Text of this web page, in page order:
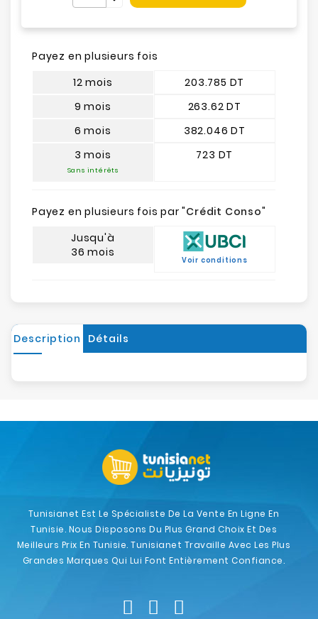
Payez en plusieurs fois
12 mois
9 mois
6 mois
3 mois
Sans intérêts
203.785 DT
263.62 DT
382.046 DT
723 DT
Payez en plusieurs fois par "Crédit Conso"
Jusqu'à
36 mois
Voir conditions
Description Détails
Tunisianet Est Le Spécialiste De La Vente En Ligne En
Tunisie. Nous Disposons Du Plus Grand Choix Et Des
Meilleurs Prix En Tunisie. Tunisianet Travaille Avec Les Plus
Grandes Marques Qui Lui Font Entièrement Confiance.